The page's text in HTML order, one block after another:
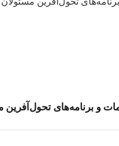
و برنامه‌های تحول‌آفرین